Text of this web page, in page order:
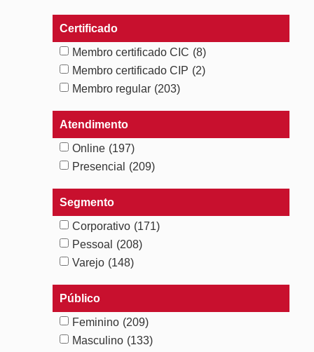
Certificado
Membro certificado CIC (8)
Membro certificado CIP (2)
Membro regular (203)
Atendimento
Online (197)
Presencial
(209)
Segmento
Corporativo (171)
Pessoal
(208)
Varejo (148)
Público
Feminino (209)
Masculino (133)